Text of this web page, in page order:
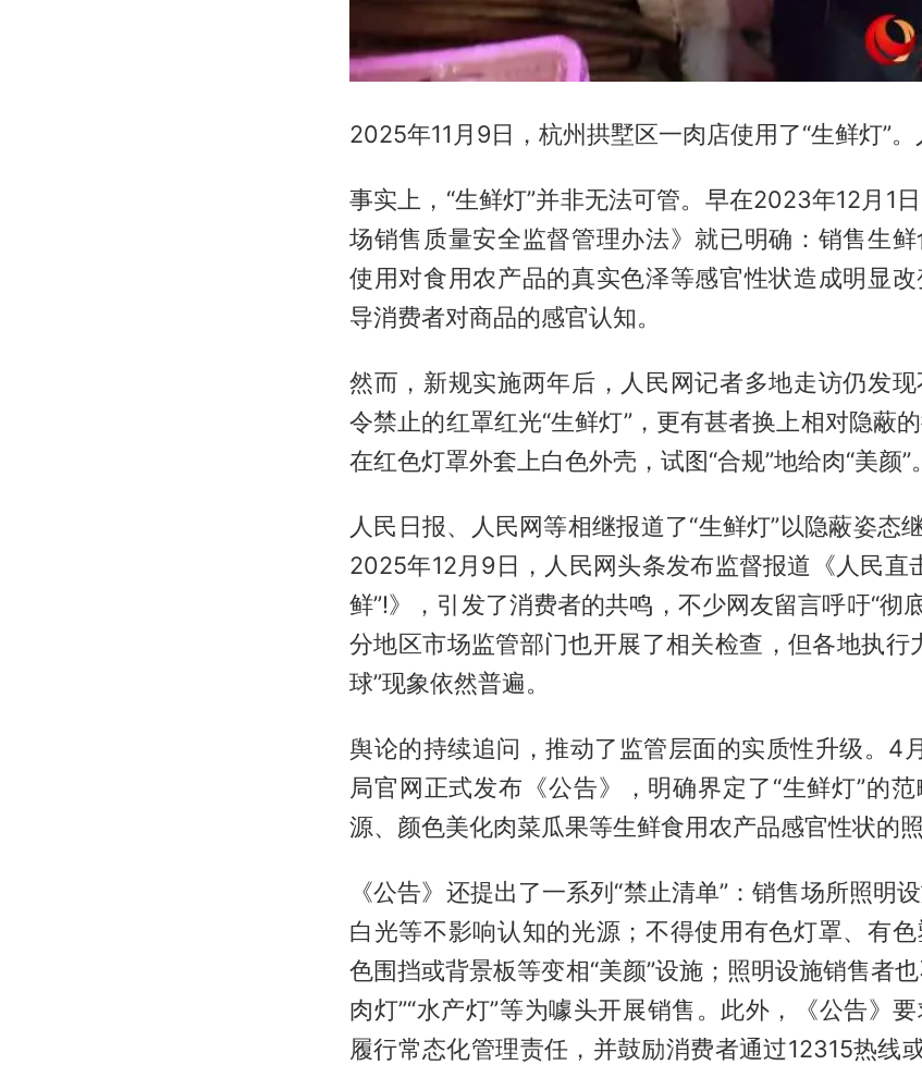
2025年11月9日，杭州拱墅区一肉店使用了“生鲜灯”
事实上，“生鲜灯”并非无法可管。早在2023年12月1
场销售质量安全监督管理办法》就已明确：销售生
使用对食用农产品的真实色泽等感官性状造成明显
导消费者对商品的感官认知。
然而，新规实施两年后，人民网记者多地走访仍发
令禁止的红罩红光“生鲜灯”，更有甚者换上相对隐蔽
在红色灯罩外套上白色外壳，试图“合规”地给肉“美颜”。
人民日报、人民网等相继报道了“生鲜灯”以隐蔽姿态继
2025年12月9日，人民网头条发布监督报道《人民直
鲜”!》，引发了消费者的共鸣，不少网友留言呼吁“彻底
分地区市场监管部门也开展了相关检查，但各地执行
球”现象依然普遍。
舆论的持续追问，推动了监管层面的实质性升级。4
局官网正式发布《公告》，明确界定了“生鲜灯”的
源、颜色美化肉菜瓜果等生鲜食用农产品感官性状的照
《公告》还提出了一系列“禁止清单”：销售场所照明
白光等不影响认知的光源；不得使用有色灯罩、有
色围挡或背景板等变相“美颜”设施；照明设施销售者也
肉灯”“水产灯”等为噱头开展销售。此外，《公告》
履行常态化管理责任，并鼓励消费者通过12315热线